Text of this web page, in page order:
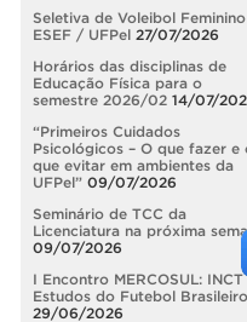
Seletiva de Voleibol Feminino
ESEF / UFPel 27/07/2026
Horários das disciplinas de
Educação Física para o
semestre 2026/02 14/07/
“Primeiros Cuidados
Psicológicos – O que fazer e
que evitar em ambientes da
UFPel” 09/07/2026
Seminário de TCC da
Licenciatura na próxima
09/07/2026
I Encontro MERCOSUL: INCT
Estudos do Futebol Brasileiro
29/06/2026